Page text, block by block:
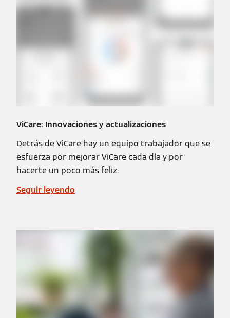
ViCare: Innovaciones y actualizaciones
Detrás de ViCare hay un equipo trabajador que se
esfuerza por mejorar ViCare cada día y por
hacerte un poco más feliz.
Seguir leyendo